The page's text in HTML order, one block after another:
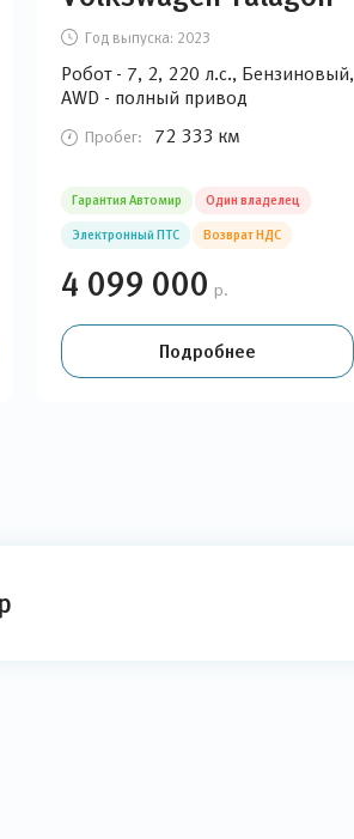
Год выпуска: 2023
Робот - 7, 2, 220 л.с., Бензиновый,
AWD - полный привод
Пробег: 72 333 км
Гарантия Автомир Один владелец
Электронный ПТС Возврат НДС
4 099 000 р.
Подробнее